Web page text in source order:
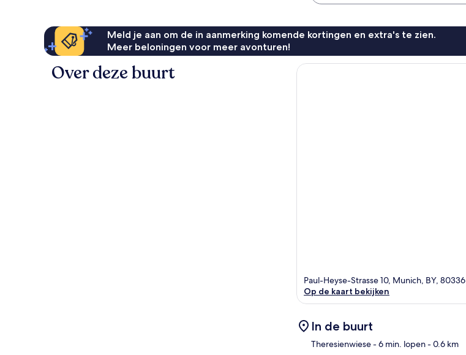
Meld je aan om de in aanmerking komende kortingen en extra's te zien.
Meer beloningen voor meer avonturen!
Over deze buurt
Paul-Heyse-Strasse 10, Munich, BY, 80336
Op de kaart bekijken
In de buurt
Theresienwiese- 6 min. lopen- 0.6 km